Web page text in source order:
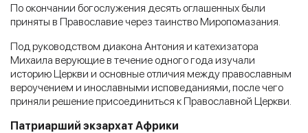
По окончании богослужения десять оглашенных были
приняты в Православие через таинство Миропомазания.
Под руководством диакона Антония и катехизатора
Михаила верующие в течение одного года изучали
историю Церкви и основные отличия между православным
вероучением и инославными исповеданиями, после чего
приняли решение присоединиться к Православной Церкви.
Патриарший экзархат Африки